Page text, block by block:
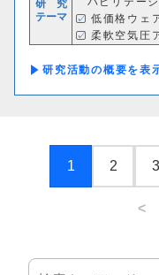
研 究
テーマ
低価格ウェ
柔軟空気圧
ットの開発
研究活動の概要
1 2 3
<